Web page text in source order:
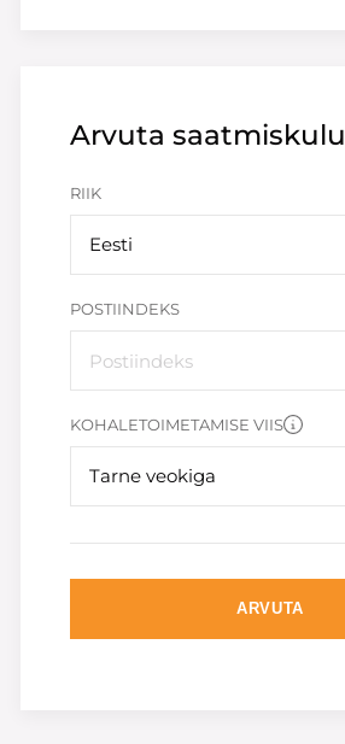
Arvuta saatmiskulu
RIIK
Eesti
POSTIINDEKS
KOHALETOIMETAMISE VIIS
Tarne veokiga
ARVUTA